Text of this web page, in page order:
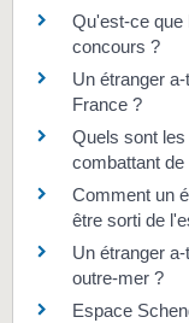
Qu'est-ce que
concours ?
Un étranger
France ?
Quels sont
combattant
Comment un
être sorti de
Un étranger
outre-mer ?
Espace